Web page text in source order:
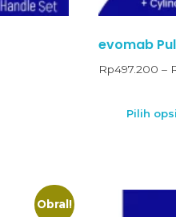
evomab
Rp497.200 –
Pilih opsi
Obral!